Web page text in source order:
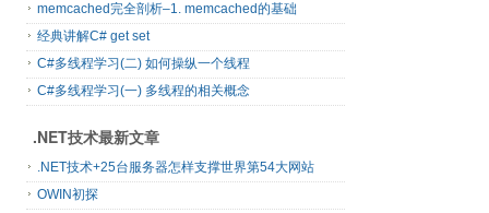
memcached完全剖析–1. memcached的基础
经典讲解C# get set
C#多线程学习(二) 如何操纵一个线程
C#多线程学习(一) 多线程的相关概念
.NET技术最新文章
.NET技术+25台服务器怎样支撑世界第54大网站
OWIN初探